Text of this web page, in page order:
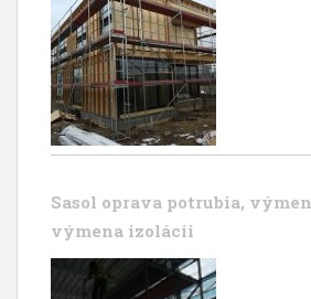
Sasol oprava potrubia,
výmena izolácii